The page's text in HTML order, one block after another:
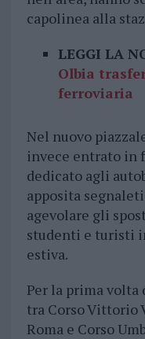
capolinea alla
LEGGI LA
Olbia
ferroviaria
Nel nuovo
invece entrato in
dedicato agli
apposita
agevolare gli
studenti e turisti
estiva.
Per la prima
tra Corso Vittorio
Roma e Corso